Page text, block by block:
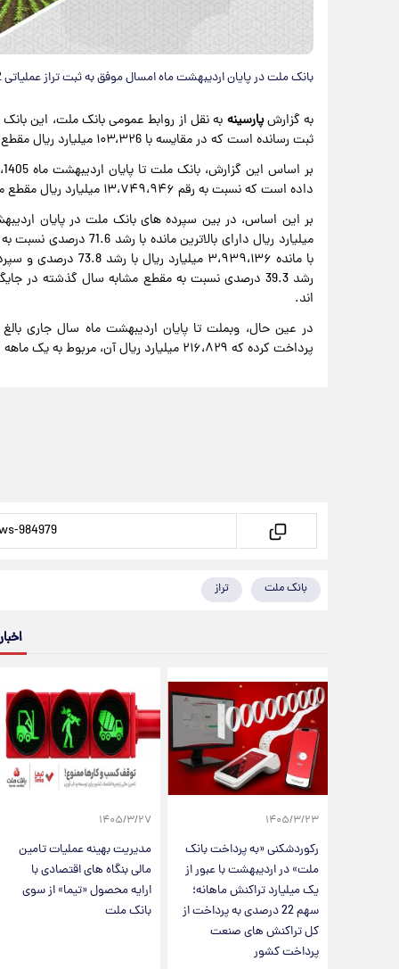
بانک ملت در پایان اردیبهشت ماه امسال موفق به ثبت تراز عملیاتی 212 هزار میلیارد ریالی شده است.
به گزارشپارسینه
ثبت رسانده است که در مقایسه با ۱۰۳،۳۲6 میلیارد ریال مقطع مشابه سال گذشته جهشی 105 درصدی را نشان می دهد.
داده است که نسبت به رقم ۱۳،۷۴۹،۹۴۶ میلیارد ریال مقطع مشابه سال گذشته، رشدی 77.6 درصدی را نشان می دهد.
میلیارد ریال دارای
رشد 39.3 درصدی نسبت به مقطع مشابه سال گذشته
اند.
پرداخت کرده که ۲۱۶،۸۲۹ میلیارد ریال آن، مربوط به یک ماهه اردیبهشت بوده است.
بانک ملت تراز
۱۴۰۵/۳/۲۳
رکوردشکنی «به پرداخت بانک
ملت» در اردیبهشت با عبور از
یک میلیارد تراکنش ماهانه؛
سهم 22 درصدی به پرداخت از
کل تراکنش های صنعت
پرداخت کشور
۱۴۰۵/۳/۲۷
مدیریت بهینه عملیات تامین
مالی بنگاه های اقتصادی با
ارایه محصول «تیما» از سوی
بانک ملت